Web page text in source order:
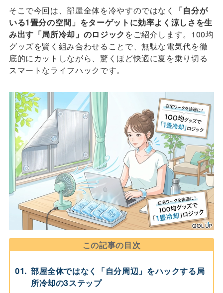
そこで今回は、部屋全体を冷やすのではなく
「自分が
いる1畳分の空間」をターゲットに効率よく涼しさを生
み出す「局所冷却」のロジック をご紹介します。100均
グッズを賢く組み合わせることで、無駄な電気代を徹
底的にカットしながら、驚くほど快適に夏を乗り切る
スマートなライフハックです。
この記事の目次
部屋全体ではなく「自分周辺」をハックする局
所冷却の3ステップ